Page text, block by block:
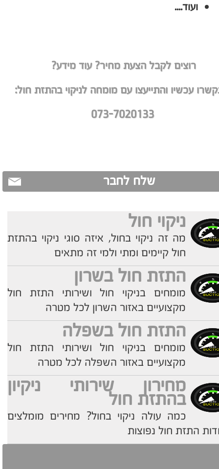
ועוד....
רוצים לקבל הצעת מחיר? עוד מידע?
עכשיו והתייעצו עם מומחה לניקוי בהתזת חול:
073-7020133
שלח לחבר
ניקוי חול
מה זה ניקוי בחול, איזה סוגי ניקוי בהתזת
חול קיימים ומתי ולמי זה מתאים
התזת חול בשרון
מומחים בניקוי חול ושירותי התזת חול
מקצועיים באזור השרון לכל מטרה
התזת חול בשפלה
מומחים בניקוי חול ושירותי התזת חול
מקצועיים באזור השפלה לכל מטרה
מחירון שירותי ניקיון
בהתזת חול
כמה עולה ניקוי בחול? מחירים מומלצים
התזת חול נפוצות